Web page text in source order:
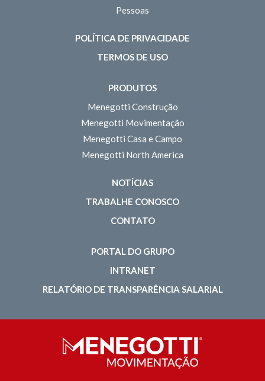
Pessoas
POLÍTICA DE PRIVACIDADE
TERMOS DE USO
PRODUTOS
Menegotti Construção
Menegotti Movimentação
Menegotti Casa e Campo
Menegotti North America
NOTÍCIAS
TRABALHE CONOSCO
CONTATO
PORTAL DO GRUPO
INTRANET
RELATÓRIO DE TRANSPARÊNCIA SALARIAL